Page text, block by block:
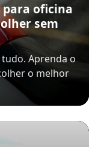
oficina
sem
Aprenda o
o melhor